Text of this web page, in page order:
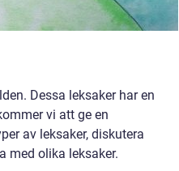
Dessa leksaker har en
vi att ge en
av leksaker, diskutera
med olika leksaker.